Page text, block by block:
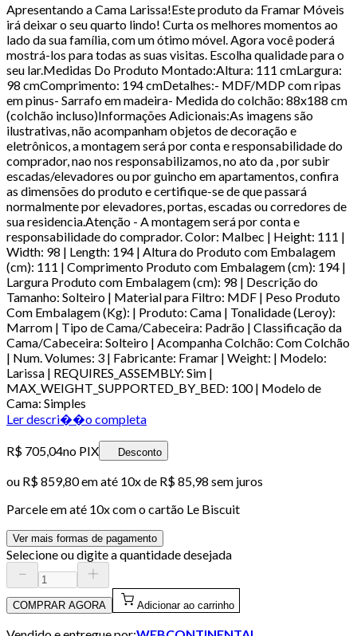
Apresentando a Cama Larissa!Este produto da Framar Móveis
irá deixar o seu quarto lindo! Curta os melhores momentos ao
lado da sua família, com um ótimo móvel. Agora você poderá
mostrá-los para todas as suas visitas. Escolha qualidade para o
seu lar.Medidas Do Produto Montado:Altura: 111 cmLargura:
98 cmComprimento: 194 cmDetalhes:- MDF/MDP com ripas
em pinus- Sarrafo em madeira- Medida do colchão: 88x188 cm
(colchão incluso)Informações Adicionais:As imagens são
ilustrativas, não acompanham objetos de decoração e
eletrônicos, a montagem será por conta e responsabilidade do
comprador, nao nos responsabilizamos, no ato da , por subir
escadas/elevadores ou por guincho em apartamentos, confira
as dimensões do produto e certifique-se de que passará
normalmente por elevadores, portas, escadas ou corredores de
sua residencia.Atenção - A montagem será por conta e
responsabilidade do comprador. Color: Malbec | Height: 111 |
Width: 98 | Length: 194 | Altura do Produto com Embalagem
(cm): 111 | Comprimento Produto com Embalagem (cm): 194 |
Largura Produto com Embalagem (cm): 98 | Descrição do
Tamanho: Solteiro | Material para Filtro: MDF | Peso Produto
Com Embalagem (Kg): | Produto: Cama | Tonalidade (Leroy):
Marrom | Tipo de Cama/Cabeceira: Padrão | Classificação da
Cama/Cabeceira: Solteiro | Acompanha Colchão: Com Colchão
| Num. Volumes: 3 | Fabricante: Framar | Weight: | Modelo:
Larissa | REQUIRES_ASSEMBLY: Sim |
MAX_WEIGHT_SUPPORTED_BY_BED: 100 | Modelo de
Cama: Simples
Ler descri��o completa
R$ 705,04no PIX Desconto
ou R$ 859,80em até 10x de R$ 85,98 sem juros
Parcele em até 10x com o cartão Le Biscuit
Ver mais formas de pagamento
Selecione ou digite a quantidade desejada
COMPRAR AGORA Adicionar ao carrinho